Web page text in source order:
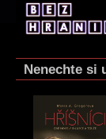
Nenechte si